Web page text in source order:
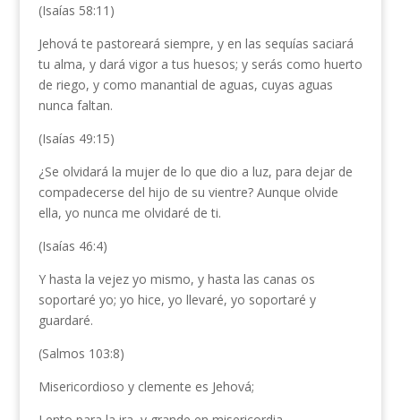
(Isaías 58:11)
Jehová te pastoreará siempre, y en las sequías saciará
tu alma, y dará vigor a tus huesos; y serás como huerto
de riego, y como manantial de aguas, cuyas aguas
nunca faltan.
(Isaías 49:15)
¿Se olvidará la mujer de lo que dio a luz, para dejar de
compadecerse del hijo de su vientre? Aunque olvide
ella, yo nunca me olvidaré de ti.
(Isaías 46:4)
Y hasta la vejez yo mismo, y hasta las canas os
soportaré yo; yo hice, yo llevaré, yo soportaré y
guardaré.
(Salmos 103:8)
Misericordioso y clemente es Jehová;